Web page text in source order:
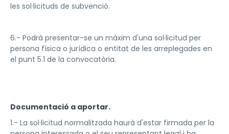
les sol·licituds de subvenció.
6.- Podrà presentar-se un màxim d'una sol·licitud per
persona física o jurídica o entitat de les arreplegades en
el punt 5.1 de la convocatòria.
Documentació a aportar.
1.- La sol·licitud normalitzada haurà d'estar firmada per la